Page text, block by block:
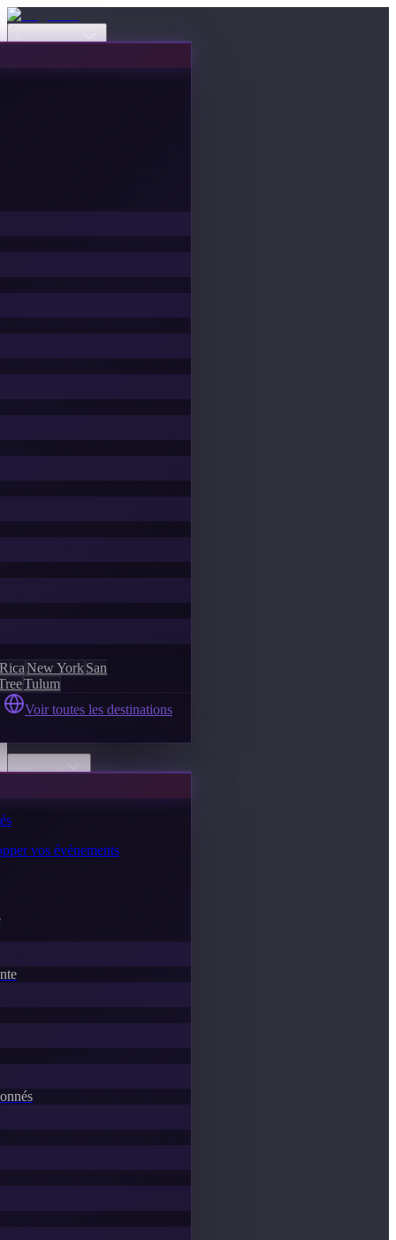
Événements
New YorkSan
Tulum
Voir toutes les destinations
Découvrir
vos événements